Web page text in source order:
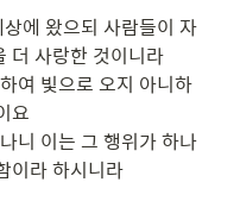
에 왔으되 사람들이 자
더 사랑한 것이니라
여 빛으로 오지 아니하
요
니 이는 그 행위가 하나
이라 하시니라